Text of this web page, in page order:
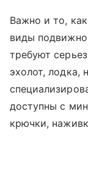
Важно и то,
виды
требуют
эхолот, лодка,
доступны с
крючки,